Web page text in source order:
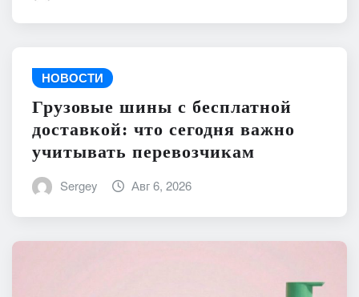
НОВОСТИ
Грузовые шины с бесплатной
доставкой: что сегодня важно
учитывать перевозчикам
Sergey Авг 6, 2026